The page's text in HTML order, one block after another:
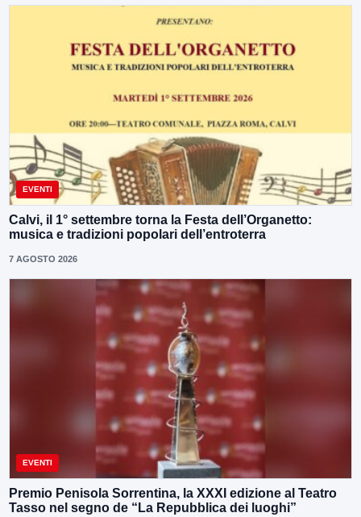
EVENTI
Calvi, il 1° settembre torna la Festa dell’Organetto:
musica e tradizioni popolari dell’entroterra
7 AGOSTO 2026
EVENTI
Premio Penisola Sorrentina, la XXXI edizione al Teatro
Tasso nel segno de “La Repubblica dei luoghi”